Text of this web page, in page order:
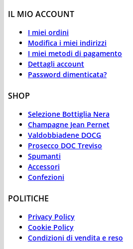
IL MIO ACCOUNT
I miei ordini
Modifica i miei indirizzi
I miei metodi di pagamento
Dettagli account
Password dimenticata?
SHOP
Selezione Bottiglia Nera
Champagne Jean Pernet
Valdobbiadene DOCG
Prosecco DOC Treviso
Spumanti
Accessori
Confezioni
POLITICHE
Privacy Policy
Cookie Policy
Condizioni di vendita e reso